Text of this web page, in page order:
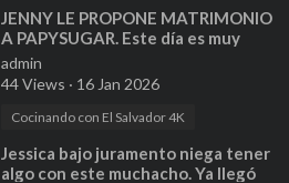
⁣JENNY LE PROPONE MATRIMONIO
A PAPYSUGAR. Este día es muy
especial para esta parejita. Parte 12
admin
44 Views · 16 Jan 2026
Cocinando con El Salvador 4K
⁣Jessica bajo juramento niega tener
algo con este muchacho. Ya llegó